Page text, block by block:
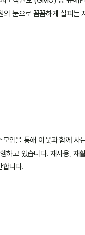
눈으로 꼼꼼하게 살피는
임을 통해 이웃과 함께 사
하고 있습니다. 재사용, 재
합니다.